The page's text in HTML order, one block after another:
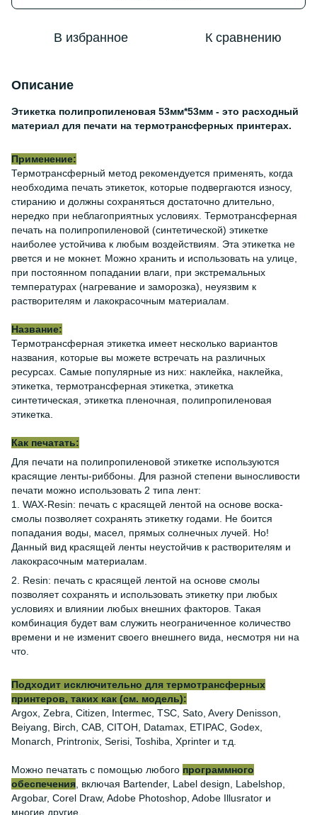
В избранное К сравнению
Описание
Этикетка полипропиленовая 53мм*53мм - это расходный
материал для печати на термотрансферных принтерах.
Применение:
Термотрансферный метод рекомендуется применять, когда
необходима печать этикеток, которые подвергаются износу,
стиранию и должны сохраняться достаточно длительно,
нередко при неблагоприятных условиях. Термотрансферная
печать на полипропиленовой (синтетической) этикетке
наиболее устойчива к любым воздействиям. Эта этикетка не
рвется и не мокнет. Можно хранить и использовать на улице,
при постоянном попадании влаги, при экстремальных
температурах (нагревание и заморозка), неуязвим к
растворителям и лакокрасочным материалам.
Название:
Термотрансферная этикетка имеет несколько вариантов
названия, которые вы можете встречать на различных
ресурсах. Самые популярные из них: наклейка, наклейка,
этикетка, термотрансферная этикетка, этикетка
синтетическая, этикетка пленочная, полипропиленовая
этикетка.
Как печатать:
Для печати на полипропиленовой этикетке используются
красящие ленты-риббоны. Для разной степени выносливости
печати можно использовать 2 типа лент:
1. WAX-Resin: печать с красящей лентой на основе воска-
смолы позволяет сохранять этикетку годами. Не боится
попадания воды, масел, прямых солнечных лучей. Но!
Данный вид красящей ленты неустойчив к растворителям и
лакокрасочным материалам.
2. Resin: печать с красящей лентой на основе смолы
позволяет сохранять и использовать этикетку при любых
условиях и влиянии любых внешних факторов. Такая
комбинация будет вам служить неограниченное количество
времени и не изменит своего внешнего вида, несмотря ни на
что.
Подходит исключительно для термотрансферных
принтеров, таких как (см. модель):
Argox, Zebra, Citizen, Intermec, TSC, Sato, Avery Denisson,
Beiyang, Birch, CAB, CITOH, Datamax, ETIPAC, Godex,
Monarch, Printronix, Serisi, Toshiba, Xprinter и т.д.
Можно печатать с помощью любого программного
обеспечения , включая Bartender, Label design, Labelshop,
Argobar, Corel Draw, Adobe Photoshop, Adobe Illusrator и
многие другие.